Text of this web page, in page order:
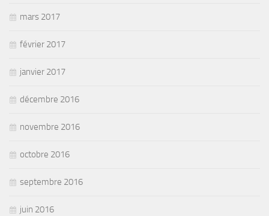
mars 2017
février 2017
janvier 2017
décembre 2016
novembre 2016
octobre 2016
septembre 2016
juin 2016